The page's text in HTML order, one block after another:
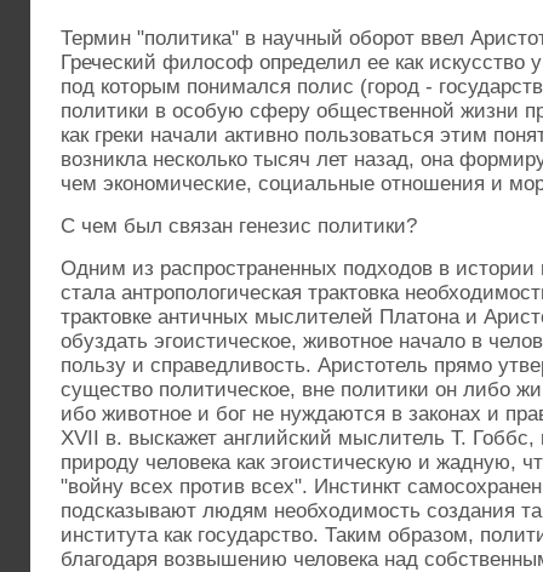
Термин "политика" в научный оборот ввел
Греческий философ определил ее как искусство
под которым понимался полис (город -
политики в особую сферу общественной жизни
как греки начали активно пользоваться этим
возникла несколько тысяч лет назад, она
чем экономические, социальные отношения и
С чем был связан генезис политики?
Одним из распространенных подходов в
стала антропологическая трактовка
трактовке античных мыслителей Платона и
обуздать эгоистическое, животное начало в
пользу и справедливость. Аристотель прямо
существо политическое, вне политики он либо
ибо животное и бог не нуждаются в законах и
ХVII в. выскажет английский мыслитель Т. Гоббс,
природу человека как эгоистическую и жадную,
"войну всех против всех". Инстинкт
подсказывают людям необходимость создания
института как государство. Таким образом,
благодаря возвышению человека над